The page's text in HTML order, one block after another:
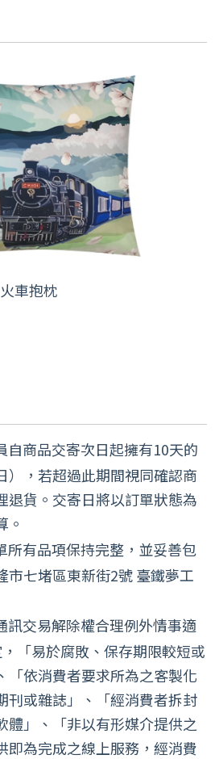
車抱枕
自商品交寄次日起擁有10天的
），若超過此期間視同確認商
退貨。交寄日將以訂單狀態為
。
所有品項保持完整，並妥善包
市七堵區東新街2號 臺鐵夢工
訊交易解除權合理例外情事適
「易於腐敗、保存期限較短或
「依消費者要求所為之客製化
刊或雜誌」、「經消費者拆封
體」、「非以有形媒介提供之
即為完成之線上服務，經消費